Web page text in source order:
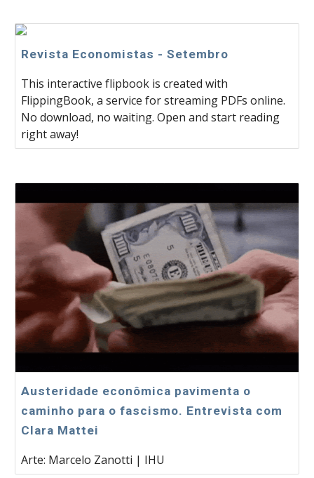
Revista Economistas - Setembro
This interactive flipbook is created with
FlippingBook, a service for streaming PDFs online.
No download, no waiting. Open and start reading
right away!
Austeridade econômica pavimenta o
caminho para o fascismo. Entrevista com
Clara Mattei
Arte: Marcelo Zanotti | IHU